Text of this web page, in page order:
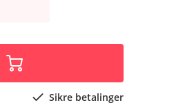
Sikre betalinger